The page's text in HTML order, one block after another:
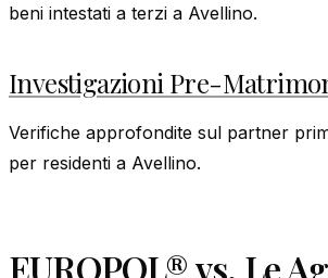
beni intestati a terzi a Avellino.
Investigazioni Pre-
Verifiche approfondite sul partner
per residenti a Avellino.
EUROPOL® vs. Le